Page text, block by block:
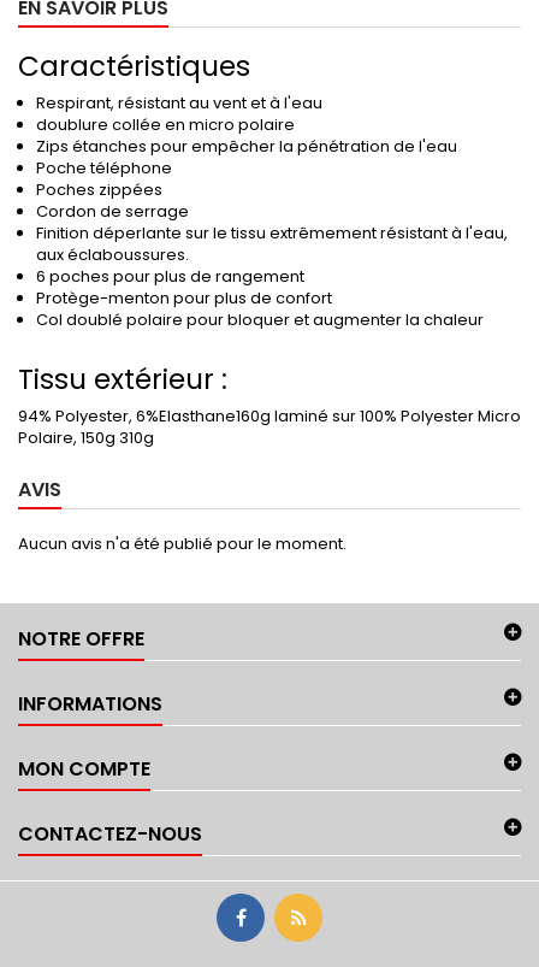
EN SAVOIR PLUS
Caractéristiques
Respirant, résistant au vent et à l'eau
doublure collée en micro polaire
Zips étanches pour empêcher la pénétration de l'eau
Poche téléphone
Poches zippées
Cordon de serrage
Finition déperlante sur le tissu extrêmement résistant à l'eau,
aux éclaboussures.
6 poches pour plus de rangement
Protège-menton pour plus de confort
Col doublé polaire pour bloquer et augmenter la chaleur
Tissu extérieur :
94% Polyester, 6%Elasthane160g laminé sur 100% Polyester Micro
Polaire, 150g 310g
AVIS
Aucun avis n'a été publié pour le moment.
NOTRE OFFRE
INFORMATIONS
MON COMPTE
CONTACTEZ-NOUS